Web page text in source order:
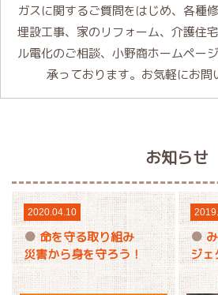
ガスに関するご質問をはじめ、各種
埋設工事、家のリフォーム、介護住
ル電化のご相談、小野商ホームペー
承っております。お気軽にお問
お知らせ
2020.04.10
命を守る取り組み
災害から身を守ろう！
ジェ